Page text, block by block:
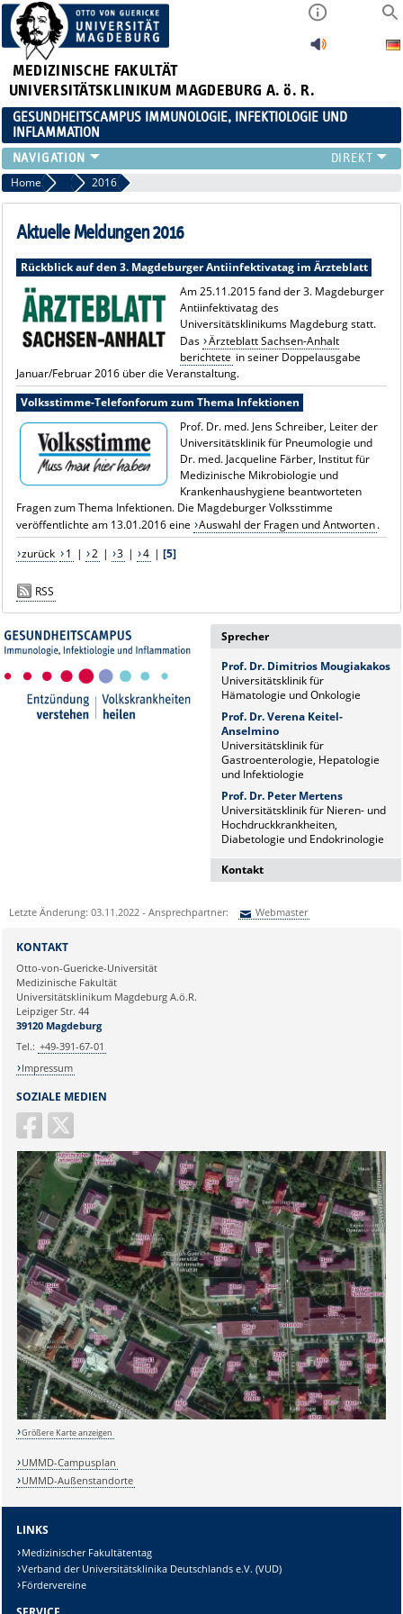
MEDIZINISCHE FAKULTÄT
UNIVERSITÄTSKLINIKUM MAGDEBURG A. ö. R.
GESUNDHEITSCAMPUS IMMUNOLOGIE, INFEKTIOLOGIE UND
INFLAMMATION
ÜBER UNS
MITGLIEDER
PAPER D. JAHRES
YOUNG ACADEMY
VERANSTALTUNGEN
LINKS
KONTAKT
Home Aktuelles
2016
Aktuelle Meldungen 2016
Rückblick auf den 3. Magdeburger Antiinfektivatag im Ärzteblatt
Am 25.11.2015 fand der 3. Magdeburger
Antiinfektivatag des
Universitätsklinikums Magdeburg statt.
Das Ärzteblatt Sachsen-Anhalt
berichtete in seiner Doppelausgabe
Januar/Februar 2016 über die Veranstaltung.
Volksstimme-Telefonforum zum Thema Infektionen
Prof. Dr. med. Jens Schreiber, Leiter der
Universitätsklinik für Pneumologie und
Dr. med. Jacqueline Färber, Institut für
Medizinische Mikrobiologie und
Krankenhaushygiene beantworteten
Fragen zum Thema Infektionen. Die Magdeburger Volksstimme
veröffentlichte am 13.01.2016 eine
Auswahl der Fragen und Antworten.
zurück
1 | 2 | 3 | 4 | [5]
RSS
Sprecher
Prof. Dr. Dimitrios Mougiakakos
Universitätsklinik für
Hämatologie und Onkologie
Prof. Dr. Verena Keitel-
Anselmino
Universitätsklinik für
Gastroenterologie, Hepatologie
und Infektiologie
Prof. Dr. Peter Mertens
Universitätsklinik für Nieren- und
Hochdruckkrankheiten,
Diabetologie und Endokrinologie
Kontakt
Wissenschaftskoordinatorin
Letzte Änderung: 03.11.2022 - Ansprechpartner: Webmaster
Ihre E-Mailadresse:
Ihr Anliegen:
Sicherheitsabfrage:
Lösung:
SOZIALE MEDIEN
KONTAKT
Otto-von-Guericke-Universität
Medizinische Fakultät
Universitätsklinikum Magdeburg A.ö.R.
Leipziger Str. 44
39120 Magdeburg
Tel.: +49-391-67-01
Impressum
Größere Karte anzeigen
UMMD-Campusplan
UMMD-Außenstandorte
LINKS
Medizinischer Fakultätentag
Verband der Universitätsklinika Deutschlands e.V. (VUD)
Fördervereine